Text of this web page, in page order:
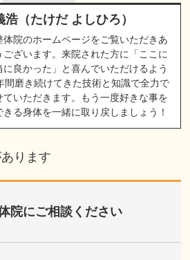
浩（たけだ よしひろ）
体院のホームページをご覧いただきあ
ございます。来院された方に「ここに
に良かった」と喜んでいただけるよう
間磨き続けてきた技術と知識で全力で
ていただきます。もう一度好きな事を
きる身体を一緒に取り戻しましょう！
ります
院にご相談ください